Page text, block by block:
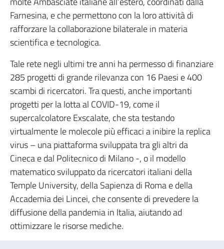
Farnesina, e che permettono con la loro attività di
rafforzare la collaborazione bilaterale in materia
scientifica e tecnologica.
Tale rete negli ultimi tre anni ha permesso di finanziare
285 progetti di grande rilevanza con 16 Paesi e 400
scambi di ricercatori. Tra questi, anche importanti
progetti per la lotta al COVID-19, come il
supercalcolatore Exscalate, che sta testando
virtualmente le molecole più efficaci a inibire la replica
virus – una piattaforma sviluppata tra gli altri da
Cineca e dal Politecnico di Milano -, o il modello
matematico sviluppato da ricercatori italiani della
Temple University, della Sapienza di Roma e della
Accademia dei Lincei, che consente di prevedere la
diffusione della pandemia in Italia, aiutando ad
ottimizzare le risorse mediche.